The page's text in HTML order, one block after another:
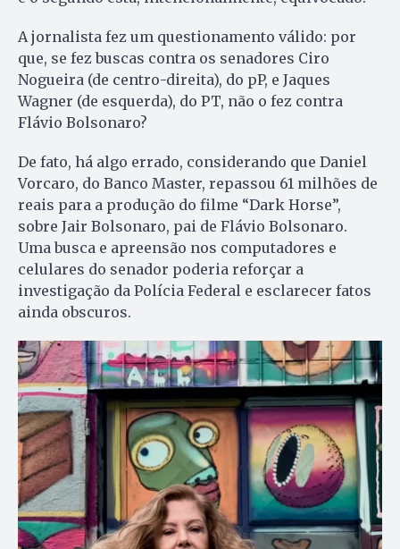
A jornalista fez um questionamento válido: por
que, se fez buscas contra os senadores Ciro
Nogueira (de centro-direita), do pP, e Jaques
Wagner (de esquerda), do PT, não o fez contra
Flávio Bolsonaro?
De fato, há algo errado, considerando que Daniel
Vorcaro, do Banco Master, repassou 61 milhões de
reais para a produção do filme “Dark Horse”,
sobre Jair Bolsonaro, pai de Flávio Bolsonaro.
Uma busca e apreensão nos computadores e
celulares do senador poderia reforçar a
investigação da Polícia Federal e esclarecer fatos
ainda obscuros.